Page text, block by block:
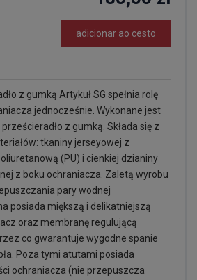
adicionar ao cesto
z gumką Artykuł SG spełnia rolę
jednocześnie. Wykonane jest
z gumką. Składa się z
tkaniny jerseyowej z
(PU) i cienkiej dzianiny
z boku ochraniacza. Zaletą wyrobu
pary wodnej
posiada miększą i delikatniejszą
oraz membranę regulującą
co gwarantuje wygodne spanie
Poza tymi atutami posiada
ochraniacza (nie przepuszcza